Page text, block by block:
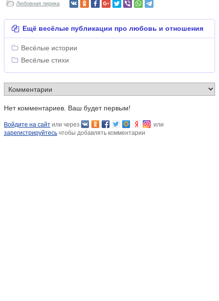
Любовная лирика
Ещё весёлые публикации про любовь и отношения
Весёлые истории
Весёлые стихи
Нет комментариев. Ваш будет первым!
Войдите на сайт или через
или
зарегистрируйтесь чтобы добавлять комментарии